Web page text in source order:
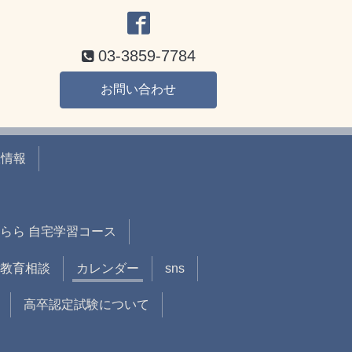
03-3859-7784
お問い合わせ
報
ら 自宅学習コース
教育相談 カレンダー sns
高卒認定試験について